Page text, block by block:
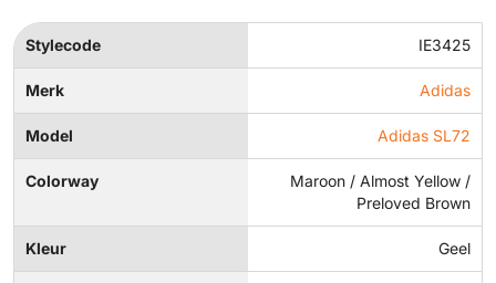
Stylecode IE3425
Merk Adidas
Model Adidas SL72
Colorway
Maroon / Almost Yellow /
Preloved Brown
Kleur Geel